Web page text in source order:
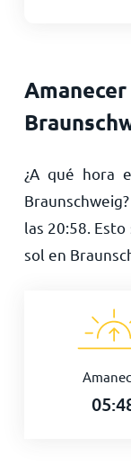
¿A qué hora
las 20:58 .
sol en